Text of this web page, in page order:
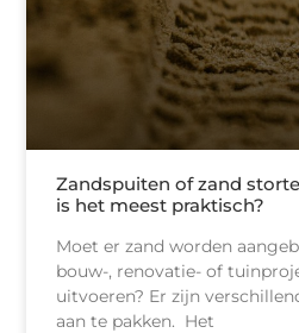
Zandspuiten of zand
is het meest praktisch?
Moet er zand worden
bouw-, renovatie- of
uitvoeren? Er zijn
aan te pakken. Het